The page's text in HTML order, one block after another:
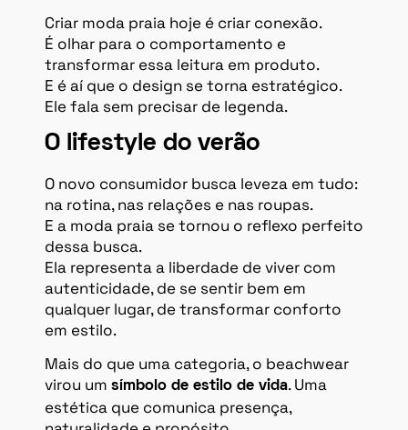
Criar moda praia hoje é criar conexão.
É olhar para o comportamento e
transformar essa leitura em produto.
E é aí que o design se torna estratégico.
Ele fala sem precisar de legenda.
O lifestyle do verão
O novo consumidor busca leveza em tudo:
na rotina, nas relações e nas roupas.
E a moda praia se tornou o reflexo perfeito
dessa busca.
Ela representa a liberdade de viver com
autenticidade, de se sentir bem em
qualquer lugar, de transformar conforto
em estilo.
Mais do que uma categoria, o beachwear
virou um símbolo de estilo de vida. Uma
estética que comunica presença,